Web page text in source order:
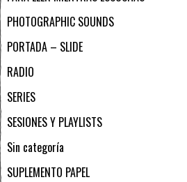
PHOTOGRAPHIC SOUNDS
PORTADA – SLIDE
RADIO
SERIES
SESIONES Y PLAYLISTS
Sin categoría
SUPLEMENTO PAPEL